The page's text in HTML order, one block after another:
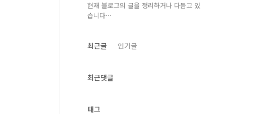
현재 블로그의 글을 정리하거나 다듬고 있
습니다⋯
최근글 인기글
최근댓글
태그